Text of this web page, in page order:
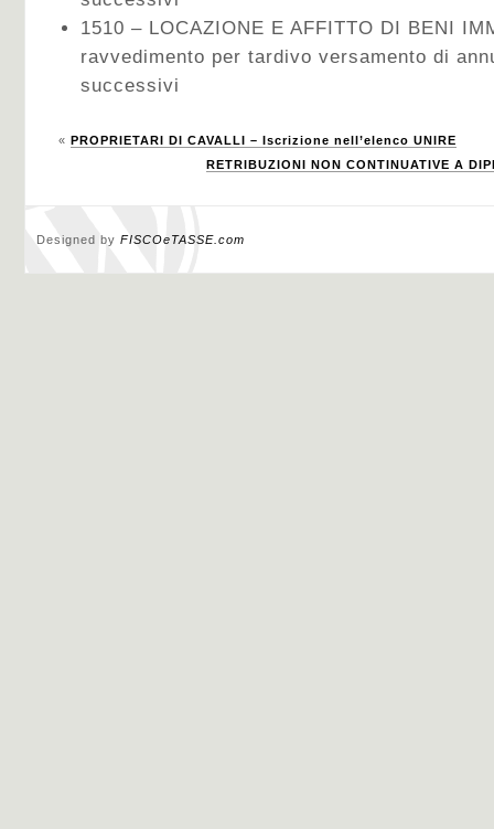
1510 – LOCAZIONE E AFFITTO DI BENI
ravvedimento per tardivo versamento di
successivi
« PROPRIETARI DI CAVALLI – Iscrizione nell’elenco UNIRE
RETRIBUZIONI NON CONTINUATIVE A
Designed by FISCOeTASSE.com